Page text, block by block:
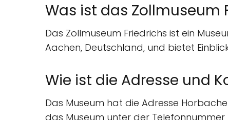
Was ist das Zollmuseum
Das Zollmuseum Friedrichs ist ein
Aachen, Deutschland, und bietet
Wie ist die Adresse und
Das Museum hat die Adresse
das Museum unter der